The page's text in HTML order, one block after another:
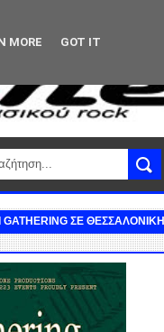
ΣΕ ΘΕΣΣΑΛΟΝΙΚΗ
MORE GOT IT